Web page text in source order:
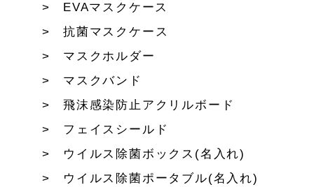
EVAマスクケース
抗菌マスクケース
マスクホルダー
マスクバンド
飛沫感染防止アクリルボード
フェイスシールド
ウイルス除菌ボックス(名入れ)
ウイルス除菌ポータブル(名入れ)